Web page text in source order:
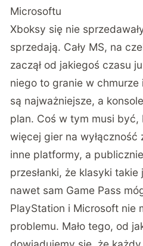
Microsoftu
Xboksy się nie
sprzedają. Cały MS, na
zaczął od jakiegoś czasu
niego to granie w chmurze
są najważniejsze, a
plan. Coś w tym musi
więcej gier na wyłączność
inne platformy, a
przesłanki, że klasyki
nawet sam Game Pass
PlayStation i Microsoft nie
problemu. Mało tego, od